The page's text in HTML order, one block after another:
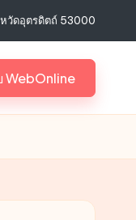
วัดอุตรดิตถ์ 53000
WebOnline